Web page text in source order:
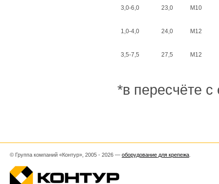
3,0-6,0 23,0 M10
1,0-4,0 24,0 M12
3,5-7,5 27,5 M12
*в пересчёте с
© Группа компаний «Контур», 2005 - 2026 — оборудование для крепежа